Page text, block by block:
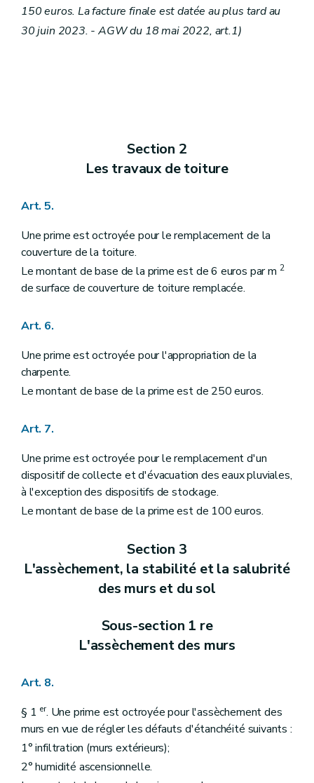
150 euros. La facture finale est datée au plus tard au
30 juin 2023. - AGW du 18 mai 2022, art.1)
Section 2
Les travaux de toiture
Art. 5.
Une prime est octroyée pour le remplacement de la
couverture de la toiture.
Le montant de base de la prime est de 6 euros par m 2
de surface de couverture de toiture remplacée.
Art. 6.
Une prime est octroyée pour l'appropriation de la
charpente.
Le montant de base de la prime est de 250 euros.
Art. 7.
Une prime est octroyée pour le remplacement d'un
dispositif de collecte et d'évacuation des eaux pluviales,
à l'exception des dispositifs de stockage.
Le montant de base de la prime est de 100 euros.
Section 3
L'assèchement, la stabilité et la salubrité
des murs et du sol
Sous-section 1 re
L'assèchement des murs
Art. 8.
§ 1 er. Une prime est octroyée pour l'assèchement des
murs en vue de régler les défauts d'étanchéité suivants :
1° infiltration (murs extérieurs);
2° humidité ascensionnelle.